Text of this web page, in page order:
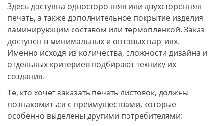
Здесь доступна односторонняя или двухсторонняя
печать, а также дополнительное покрытие изделия
ламинирующим составом или термопленкой. Заказ
доступен в минимальных и оптовых партиях.
Именно исходя из количества, сложности дизайна и
отдельных критериев подбирают технику их
создания.
Те, кто хочет заказать печать листовок, должны
познакомиться с преимуществами, которые
особенно выделены другими потребителями: